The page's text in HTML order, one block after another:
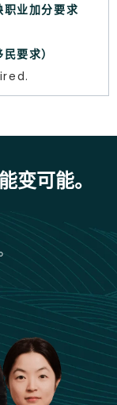
业加分要求
要求）
变可能。